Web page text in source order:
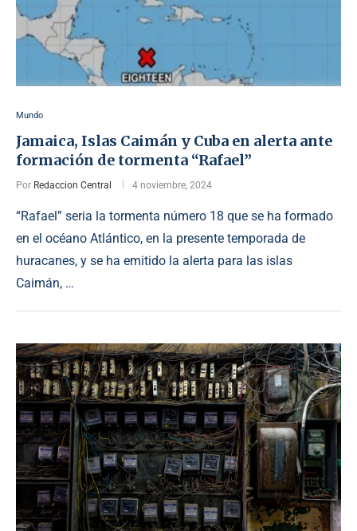
Mundo
Jamaica, Islas Caimán y Cuba en alerta ante
formación de tormenta “Rafael”
Por Redaccion Central 4 noviembre, 2024
“Rafael” seria la tormenta número 18 que se ha formado
en el océano Atlántico, en la presente temporada de
huracanes, y se ha emitido la alerta para las islas
Caimán, …